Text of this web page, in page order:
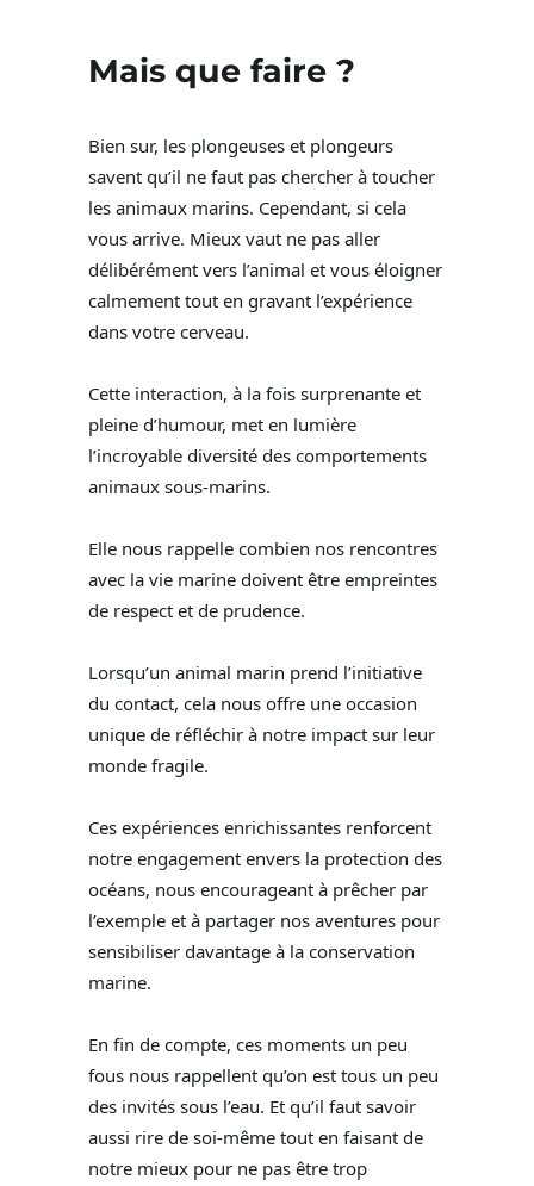
Mais que faire ?
Bien sur, les plongeuses et plongeurs
savent qu’il ne faut pas chercher à toucher
les animaux marins. Cependant, si cela
vous arrive. Mieux vaut ne pas aller
délibérément vers l’animal et vous éloigner
calmement tout en gravant l’expérience
dans votre cerveau.
Cette interaction, à la fois surprenante et
pleine d’humour, met en lumière
l’incroyable diversité des comportements
animaux sous-marins.
Elle nous rappelle combien nos rencontres
avec la vie marine doivent être empreintes
de respect et de prudence.
Lorsqu’un animal marin prend l’initiative
du contact, cela nous offre une occasion
unique de réfléchir à notre impact sur leur
monde fragile.
Ces expériences enrichissantes renforcent
notre engagement envers la protection des
océans, nous encourageant à prêcher par
l’exemple et à partager nos aventures pour
sensibiliser davantage à la conservation
marine.
En fin de compte, ces moments un peu
fous nous rappellent qu’on est tous un peu
des invités sous l’eau. Et qu’il faut savoir
aussi rire de soi-même tout en faisant de
notre mieux pour ne pas être trop